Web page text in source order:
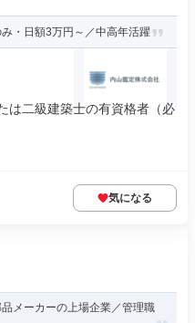
・日額3万円～／中高年活躍
は二級建築士の有資格者（必
気になる
メーカーの上場企業／管理職